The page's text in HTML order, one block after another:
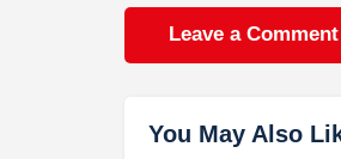
Leave a Comment
You May Also